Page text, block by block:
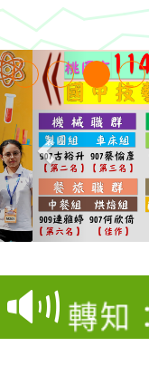
【甄
學年
【甄
結果
賽及
轉知